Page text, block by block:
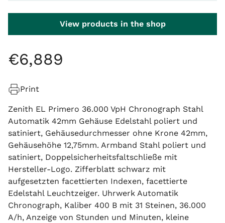
View products in the shop
€6,889
Print
Zenith EL Primero 36.000 VpH Chronograph Stahl
Automatik 42mm Gehäuse Edelstahl poliert und
satiniert, Gehäusedurchmesser ohne Krone 42mm,
Gehäusehöhe 12,75mm. Armband Stahl poliert und
satiniert, Doppelsicherheitsfaltschließe mit
Hersteller-Logo. Zifferblatt schwarz mit
aufgesetzten facettierten Indexen, facettierte
Edelstahl Leuchtzeiger. Uhrwerk Automatik
Chronograph, Kaliber 400 B mit 31 Steinen, 36.000
A/h, Anzeige von Stunden und Minuten, kleine